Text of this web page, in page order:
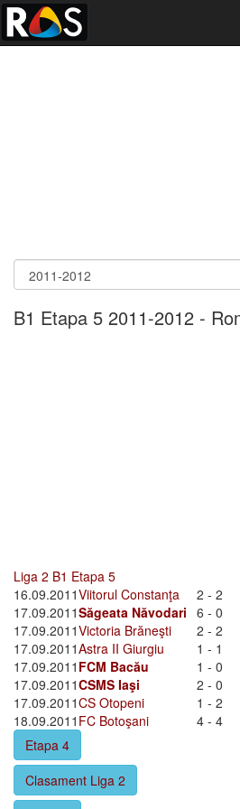
B1 Etapa 5 2011-2012 -
Liga 2 B1 Etapa 5
16.09.2011Viitorul Constanţa 2 - 2
17.09.2011Săgeata Năvodari 6 - 0
17.09.2011Victoria Brăneşti 2 - 2
17.09.2011Astra II Giurgiu 1 - 1
17.09.2011 FCM Bacău 1 - 0
17.09.2011CSMS Iaşi 2 - 0
17.09.2011CS Otopeni 1 - 2
18.09.2011 FC Botoşani 4 - 4
Etapa 4
Clasament Liga 2